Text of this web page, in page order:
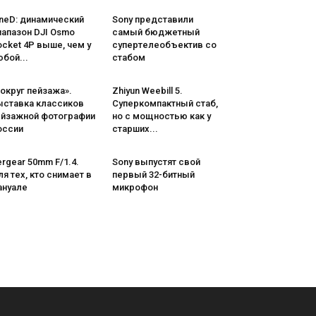
динамический
DJI Osmo
4P выше, чем у
Sony представили
самый бюджетный
супертелеобъектив со
стабом
пейзажа».
классиков
фотографии
Zhiyun Weebill 5.
Cуперкомпактный стаб,
но с мощностью как у
старших...
50mm F/1.4.
тех, кто снимает в
Sony выпустят свой
первый 32-битный
микрофон